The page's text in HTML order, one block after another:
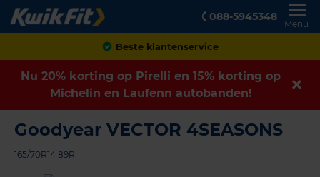
088-5945348
Menu
Beste klantenservice
Nu 20% korting op Pirelli en 15% korting op
Michelin en Laufenn autobanden!
Goodyear VECTOR 4SEASONS
165/70R14 89R